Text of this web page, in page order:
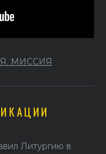
МИССИЯ
Литургию в